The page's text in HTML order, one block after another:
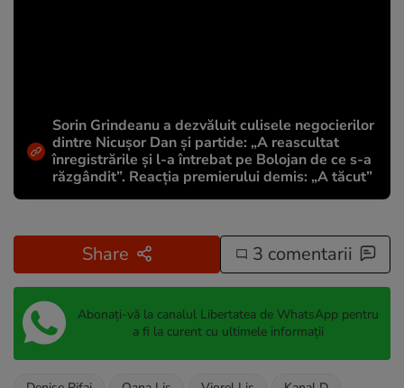
Sorin Grindeanu a dezvăluit culisele negocierilor
dintre Nicușor Dan și partide: „A reascultat
înregistrările și l-a întrebat pe Bolojan de ce s-a
răzgândit”. Reacția premierului demis: „A tăcut”
Share 3 comentarii
Abonați-vă la canalul Libertatea de WhatsApp pentru
a fi la curent cu ultimele informații